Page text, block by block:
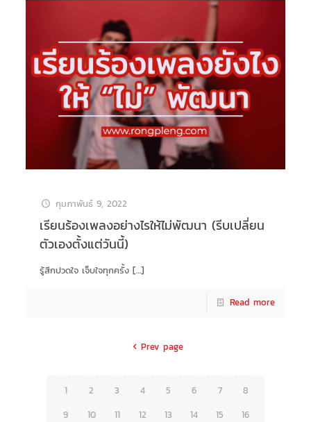
กุมภาพันธ์ 9, 2022
เรียนร้องเพลงอย่างไรให้ไม่พัฒนา (รีบเปลี่ยน
ตัวเองตั้งแต่วันนี้)
รู้สึกปวดใจ เจ็บใจทุกครั้ง[…]
Read more
Prev page
1 2 3 4 5 6 7
8
9
10 11 12 13 14 15
16